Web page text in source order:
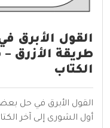
القول
طريقة الأزرق
الكتاب
القول الأبرق في حل
أول الشورى إلى آخر